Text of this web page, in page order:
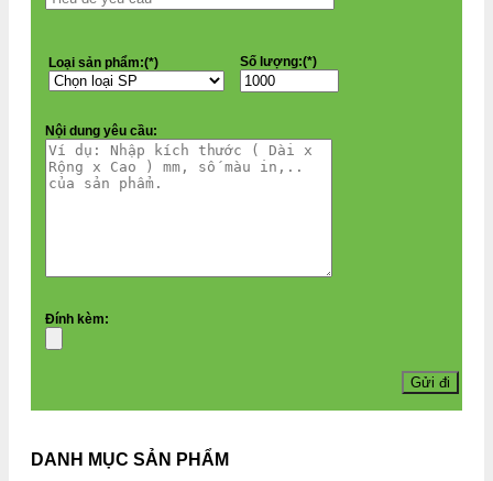
Loại sản phẩm:(*) Số lượng:(*)
Nội dung yêu cầu:
Đính kèm:
DANH MỤC SẢN PHẨM